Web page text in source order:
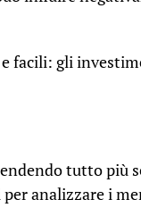
facili: gli
tutto più
analizzare i